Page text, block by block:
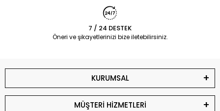
7 / 24 DESTEK
Öneri ve şikayetlerinizi bize iletebilirsiniz.
KURUMSAL
MÜŞTERİ HİZMETLERİ